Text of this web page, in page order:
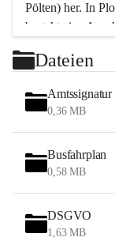
Pölten) her. In
besteht eine
Wien erreicht
Stössing zählt
zum
„ihre Wiener“.
waldreichen
Das Wandern ist
Tätigkeit. Das
Dateien
Amtssignatur
0,36 MB
Busfahrplan
0,58 MB
DSGVO
1,63 MB